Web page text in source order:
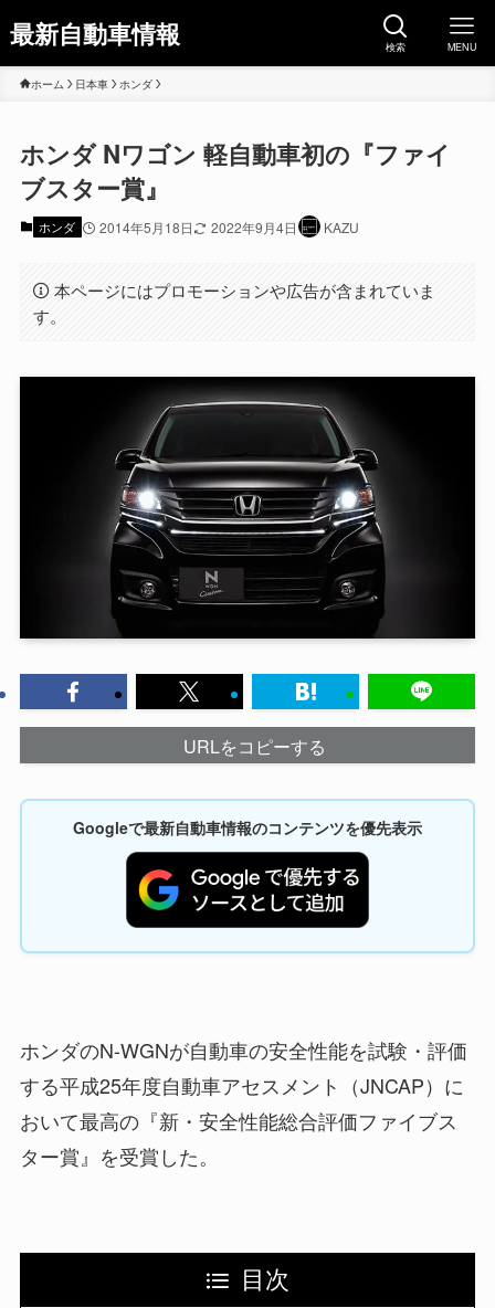
最新自動車情報 検索 MENU
ホーム 日本車 ホンダ
ホンダ Nワゴン 軽自動車初の『ファイ
ブスター賞』
ホンダ 2014年5月18日 2022年9月4日 KAZU
本ページにはプロモーションや広告が含まれていま
す。
URLをコピーする
Googleで最新自動車情報のコンテンツを優先表示
ホンダのN-WGNが自動車の安全性能を試験・評価
する平成25年度自動車アセスメント（JNCAP）に
おいて最高の『新・安全性能総合評価ファイブス
ター賞』を受賞した。
目次